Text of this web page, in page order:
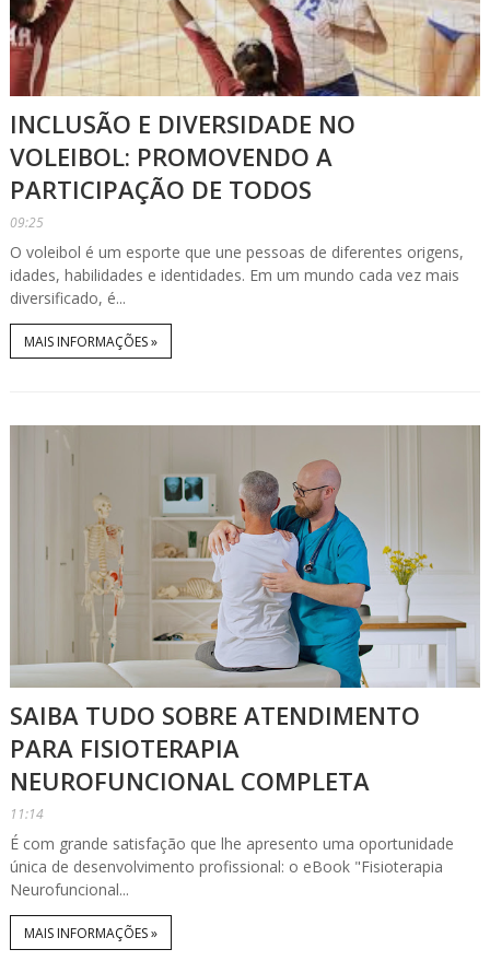
INCLUSÃO E DIVERSIDADE NO
VOLEIBOL: PROMOVENDO A
PARTICIPAÇÃO DE TODOS
09:25
O voleibol é um esporte que une pessoas de diferentes origens,
idades, habilidades e identidades. Em um mundo cada vez mais
diversificado, é...
MAIS INFORMAÇÕES »
SAIBA TUDO SOBRE ATENDIMENTO
PARA FISIOTERAPIA
NEUROFUNCIONAL COMPLETA
11:14
É com grande satisfação que lhe apresento uma oportunidade
única de desenvolvimento profissional: o eBook "Fisioterapia
Neurofuncional...
MAIS INFORMAÇÕES »